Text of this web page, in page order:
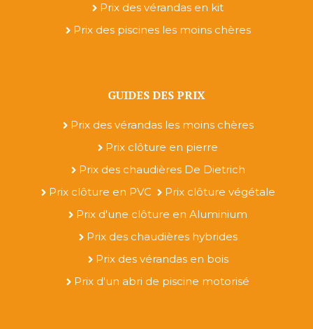
Prix des vérandas en kit
Prix des piscines les moins chères
GUIDES DES PRIX
Prix des vérandas les moins chères
Prix clôture en pierre
Prix des chaudières De Dietrich
Prix clôture en PVC
Prix clôture végétale
Prix d'une clôture en Aluminium
Prix des chaudières hybrides
Prix des vérandas en bois
Prix d'un abri de piscine motorisé